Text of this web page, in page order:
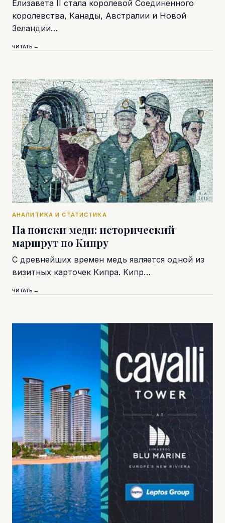
Елизавета II стала королевой Соединенного
королевства, Канады, Австралии и Новой
Зеландии…
ЧИТАТЬ →
АНАЛИТИКА И СТАТИСТИКА
На поиски меди: исторический
маршрут по Кипру
С древнейших времен медь является одной из
визитных карточек Кипра. Кипр…
ЧИТАТЬ →